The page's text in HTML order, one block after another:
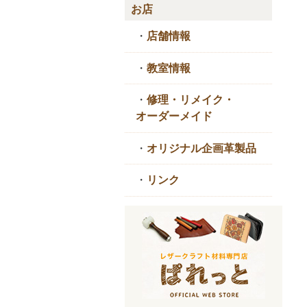
お店
・ 店舗情報
・ 教室情報
・ 修理・リメイク・
オーダーメイド
・ オリジナル企画革製品
・ リンク